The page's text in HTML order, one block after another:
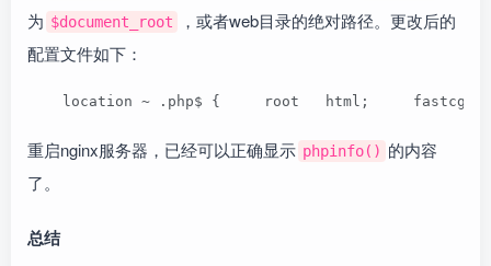
为 $document_root
，或者web目录的绝对路径。更改后的
配置文件如下：
location ~ .php$ {     root   html;
重启nginx服务器，已经可以正确显示 phpinfo() 的内容
了。
总结